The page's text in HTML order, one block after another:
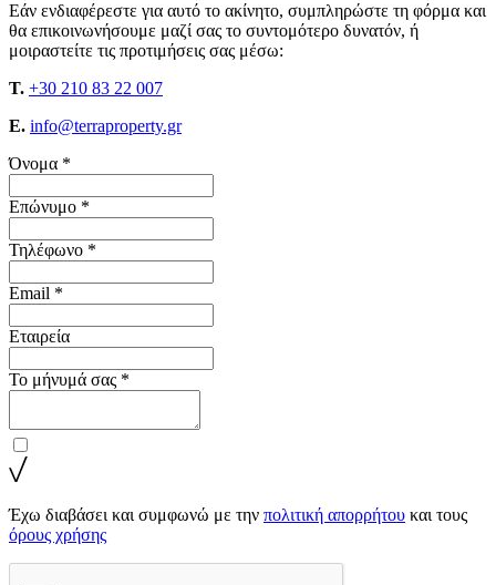
Εάν ενδιαφέρεστε για αυτό το ακίνητο, συμπληρώστε τη φόρμα και
θα επικοινωνήσουμε μαζί σας το συντομότερο δυνατόν, ή
μοιραστείτε τις προτιμήσεις σας μέσω:
T. +30 210 83 22 007
E. info@terraproperty.gr
Όνομα *
Επώνυμο *
Τηλέφωνο *
Email *
Εταιρεία
Το μήνυμά σας *
Έχω διαβάσει και συμφωνώ με την πολιτική απορρήτου και τους
όρους χρήσης